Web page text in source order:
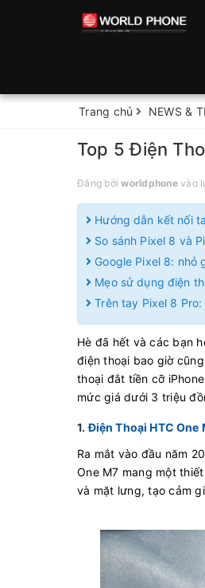
Trang chủ NEWS &
Top 5 Điện
Đăng bởiworldphonevào
Hướng dẫn kết nối
So sánh Pixel 8 và
Google Pixel 8: nhỏ
Mẹo sử dụng điện
Trên tay Pixel 8
Hè đã hết và các bạn
điện thoại bao giờ
thoại đắt tiền cỡ
mức giá dưới 3 triệu
1.Điện Thoại HTC One
Ra mắt vào đầu năm
One M7 mang một
và mặt lưng, tạo cảm